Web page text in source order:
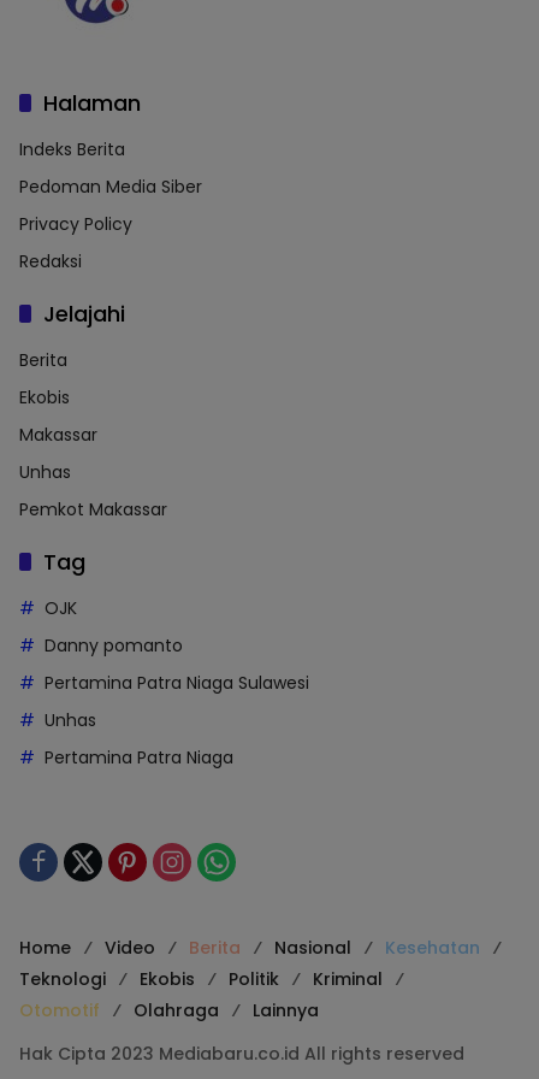
Halaman
Indeks Berita
Pedoman Media Siber
Privacy Policy
Redaksi
Jelajahi
Berita
Ekobis
Makassar
Unhas
Pemkot Makassar
Tag
OJK
Danny pomanto
Pertamina Patra Niaga Sulawesi
Unhas
Pertamina Patra Niaga
Home Video Berita Nasional
Kesehatan
Teknologi
Ekobis Politik
Kriminal
Otomotif
Olahraga
Lainnya
Hak Cipta 2023 Mediabaru.co.id All rights reserved